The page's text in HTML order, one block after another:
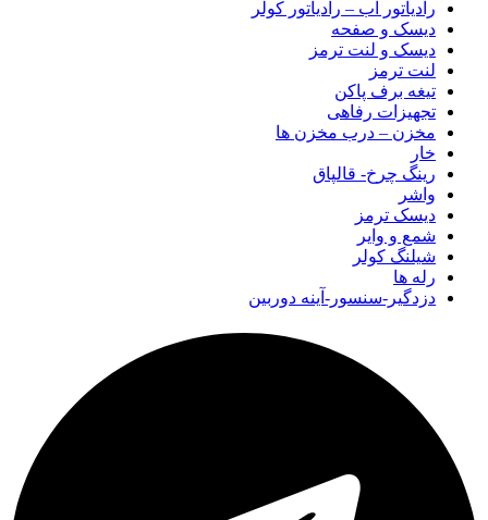
رادیاتور آب – رادیاتور کولر
دیسک و صفحه
دیسک و لنت ترمز
لنت ترمز
تیغه برف پاکن
تجهیزات رفاهی
مخزن – درب مخزن ها
خار
رینگ چرخ- قالپاق
واشر
دیسک ترمز
شمع و وایر
شیلنگ کولر
رله ها
دزدگیر-سنسور-آینه دوربین